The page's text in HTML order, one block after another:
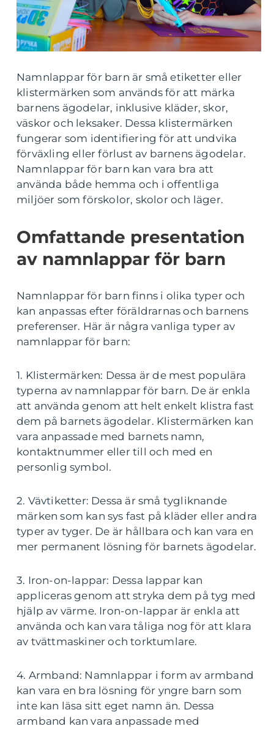
Namnlappar för barn är små etiketter eller
klistermärken som används för att märka
barnens ägodelar, inklusive kläder, skor,
väskor och leksaker. Dessa klistermärken
fungerar som identifiering för att undvika
förväxling eller förlust av barnens ägodelar.
Namnlappar för barn kan vara bra att
använda både hemma och i offentliga
miljöer som förskolor, skolor och läger.
Omfattande presentation
av namnlappar för barn
Namnlappar för barn finns i olika typer och
kan anpassas efter föräldrarnas och barnens
preferenser. Här är några vanliga typer av
namnlappar för barn:
1. Klistermärken: Dessa är de mest populära
typerna av namnlappar för barn. De är enkla
att använda genom att helt enkelt klistra fast
dem på barnets ägodelar. Klistermärken kan
vara anpassade med barnets namn,
kontaktnummer eller till och med en
personlig symbol.
2. Vävtiketter: Dessa är små tygliknande
märken som kan sys fast på kläder eller andra
typer av tyger. De är hållbara och kan vara en
mer permanent lösning för barnets ägodelar.
3. Iron-on-lappar: Dessa lappar kan
appliceras genom att stryka dem på tyg med
hjälp av värme. Iron-on-lappar är enkla att
använda och kan vara tåliga nog för att klara
av tvättmaskiner och torktumlare.
4. Armband: Namnlappar i form av armband
kan vara en bra lösning för yngre barn som
inte kan läsa sitt eget namn än. Dessa
armband kan vara anpassade med